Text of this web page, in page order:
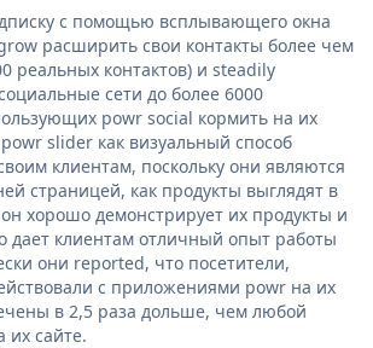
с помощью всплывающего окна
расширить свои контакты более чем
реальных контактов) и steadily
сети до более 6000
powr social кормить на их
slider как визуальный способ
клиентам, поскольку они являются
страницей, как продукты выглядят в
хорошо демонстрирует их продукты и
дает клиентам отличный опыт работы
они reported, что посетители,
с приложениями powr на их
в 2,5 раза дольше, чем любой
их сайте.